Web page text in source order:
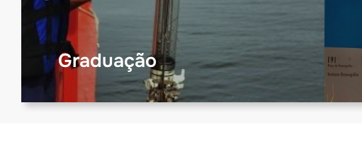
Graduação